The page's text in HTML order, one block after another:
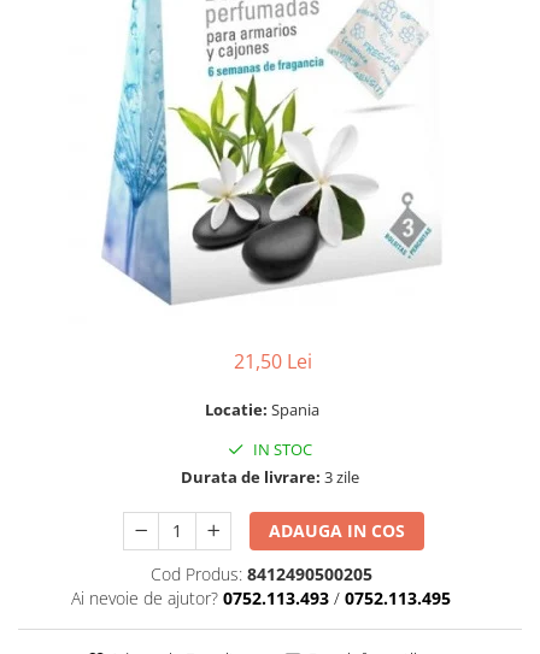
21,50 Lei
Locatie: Spania
IN STOC
Durata de livrare: 3 zile
ADAUGA IN COS
Cod Produs: 8412490500205
Ai nevoie de ajutor? 0752.113.493 / 0752.113.495